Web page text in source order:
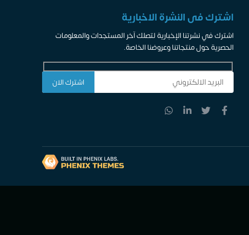
اشترك فى النشرة الاخبارية
اشترك في نشرتنا الإخبارية لتصلك آخر المستجدات والمعلومات
الحصرية حول منتجاتنا وعروضنا الخاصة.